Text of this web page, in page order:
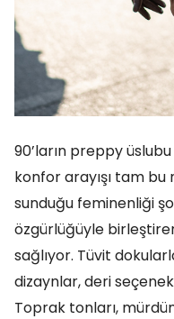
90’ların preppy
konfor arayışı tam
sunduğu feminenliği
özgürlüğüyle
sağlıyor. Tüvit
dizaynlar, deri
Toprak tonları,